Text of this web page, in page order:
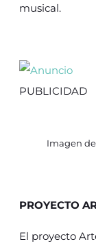
musical.
PUBLICIDAD
Imagen de
PROYECTO
El proyecto